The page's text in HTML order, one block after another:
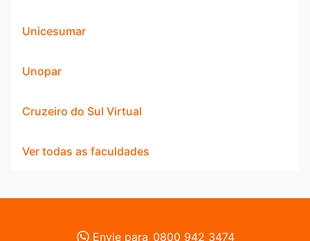
Unicesumar
Unopar
Cruzeiro do Sul Virtual
Ver todas as faculdades
Envie para 0800 942 3474